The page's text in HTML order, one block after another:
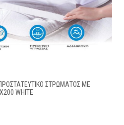
ΣΤΡΩΜΑΤΟΣ ΜΕ
WHITE